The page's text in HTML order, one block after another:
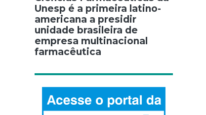
Unesp é a primeira latino-
americana a presidir
unidade brasileira de
empresa multinacional
farmacêutica